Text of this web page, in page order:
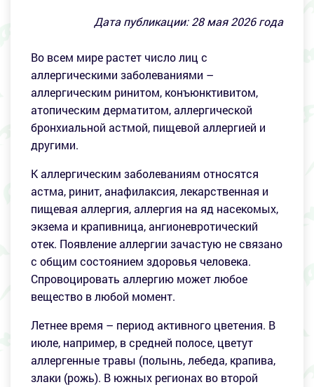
Дата публикации:28мая 2026 года
Во всем мире растет число лиц с
аллергическими заболеваниями –
аллергическим ринитом, конъюнктивитом,
атопическим дерматитом, аллергической
бронхиальной астмой, пищевой аллергией и
другими.
К аллергическим заболеваниям относятся
астма, ринит, анафилаксия, лекарственная и
пищевая аллергия, аллергия на яд насекомых,
экзема и крапивница, ангионевротический
отек. Появление аллергии зачастую не связано
c общим состоянием здоровья человека.
Спровоцировать аллергию может любое
вещество в любой момент.
Летнее время – период активного цветения. В
июле, например, в средней полосе, цветут
аллергенные травы (полынь, лебеда, крапива,
злаки (рожь). B южных регионах во второй